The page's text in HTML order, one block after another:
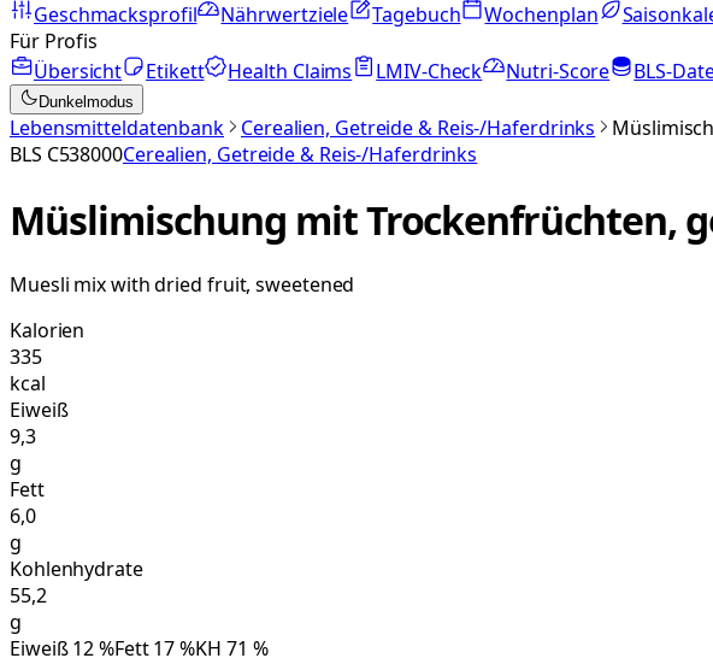
Geschmacksprofil
Nährwertziele Tagebuch Wochenplan
Für Profis
Übersicht
Etikett Health Claims LMIV-Check Nutri-Score BLS-
Dunkelmodus
Lebensmitteldatenbank Cerealien, Getreide & Reis-/Haferdrinks
BLS C538000Cerealien, Getreide & Reis-/Haferdrinks
Müslimischung mit Trockenfrüchten,
Muesli mix with dried fruit, sweetened
Kalorien
335
kcal
Eiweiß
9,3
g
Fett
6,0
g
Kohlenhydrate
55,2
g
Eiweiß12%Fett17%KH 71 %